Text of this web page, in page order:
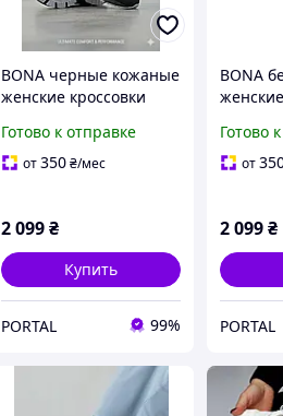
BONA черные кожаные
женские кроссовки
Готово к отправке
от350₴/мес
2 099₴
Купить
PORTAL 99%
BONA
Готово
от
2 099₴
PORTAL